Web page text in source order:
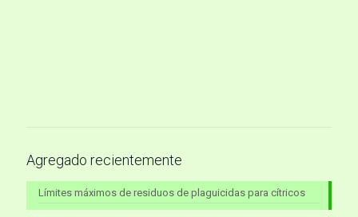
Agregado recientemente
Límites máximos de residuos de plaguicidas para cítricos